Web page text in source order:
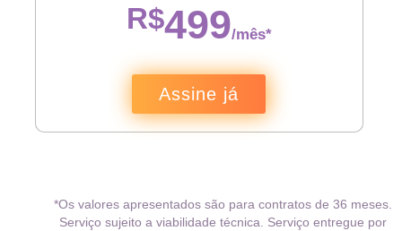
R$499/mês*
Assine já
*Os valores apresentados são para contratos de 36 meses.
Serviço sujeito a viabilidade técnica. Serviço entregue por